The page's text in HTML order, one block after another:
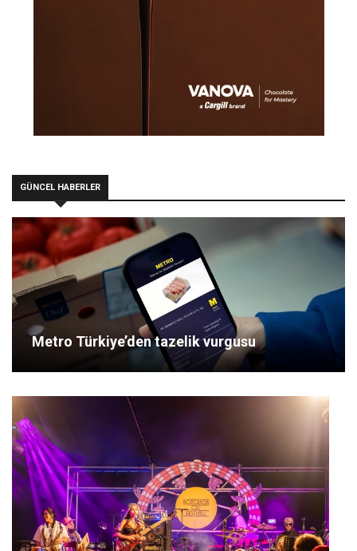
GÜNCEL HABERLER
Metro Türkiye’den tazelik vurgusu